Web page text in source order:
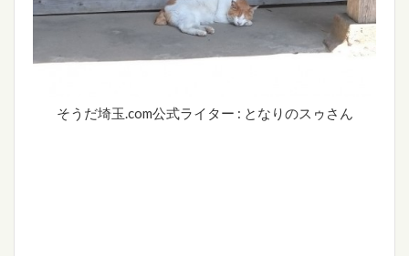
そうだ埼玉.com公式ライター : となりのスゥさん